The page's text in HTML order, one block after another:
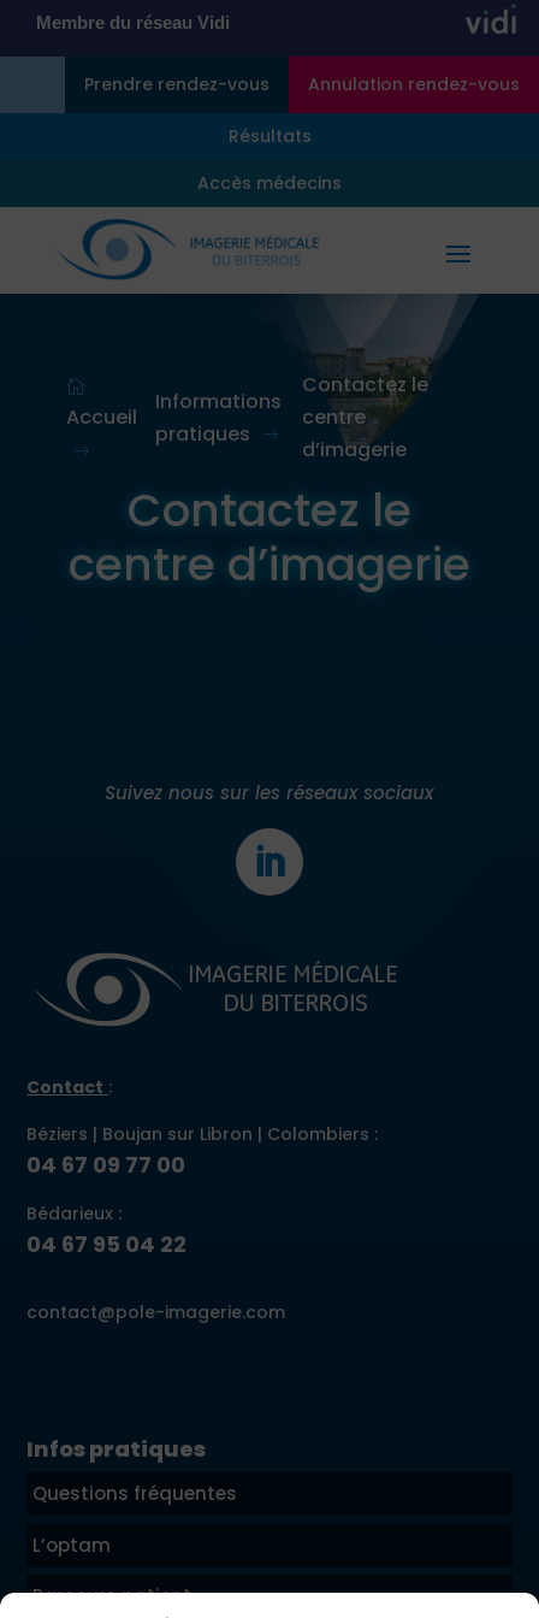
Membre du réseau Vidi
Annulation rendez-vous
Prendre rendez-vous
Résultats
Accès médecins

Accueil
$
Informations
pratiques
$
Contactez le
centre
d’imagerie
Contactez le
centre d’imagerie
Suivez nous sur les réseaux sociaux
Contact :
Béziers | Boujan sur Libron | Colombiers :
04 67 09 77 00
Bédarieux :
04 67 95 04 22
contact@pole-imagerie.com
Infos pratiques
Questions fréquentes
L’optam
Parcours patient